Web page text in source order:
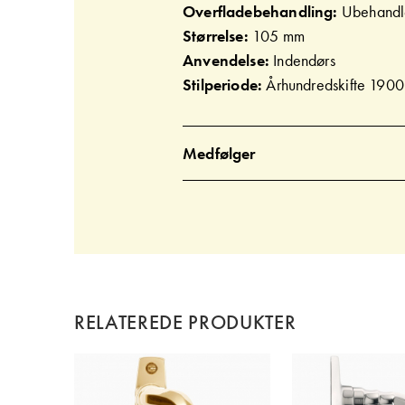
Overfladebehandling:
Størrelse: 105 mm
Anvendelse: Indendørs
Stilperiode:Århundredskifte 1900
Medfølger
RELATEREDE PRODUKTER